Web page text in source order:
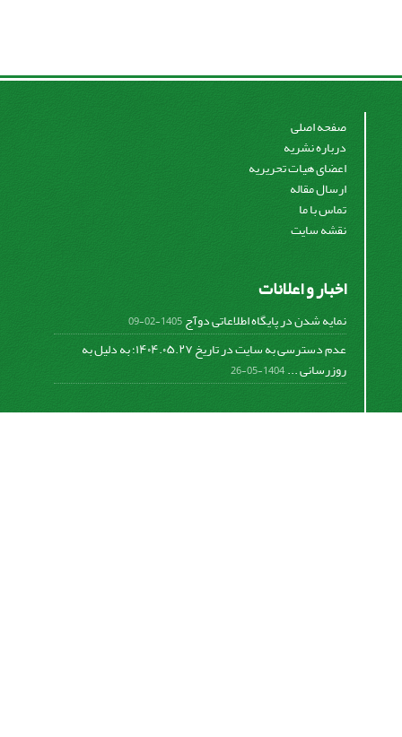
صفحه اصلی
درباره نشریه
اعضای هیات تحریریه
ارسال مقاله
تماس با ما
نقشه سایت
اخبار و اعلانات
نمایه شدن در پایگاه اطلاعاتی دوآج1405-02-09
عدم دسترسی به سایت در تاریخ ۱۴۰۴.۰۵.۲۷؛ به دلیل به
روزرسانی ...1404-05-26